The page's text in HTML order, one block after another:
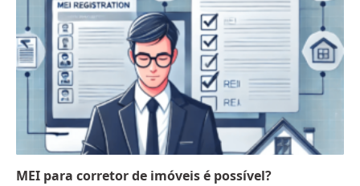
MEI para corretor de imóveis é possível?